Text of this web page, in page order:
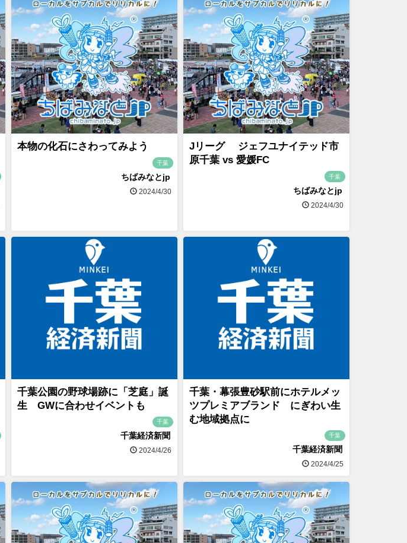
本物の化石にさわってみよう
千葉
ちばみなとjp
2024/4/30
Jリーグ ジェフユナイテッド市
原千葉 vs 愛媛FC
千葉
ちばみなとjp
2024/4/30
千葉公園の野球場跡に「芝庭」誕
生 GWに合わせイベントも
千葉
千葉経済新聞
2024/4/26
千葉・幕張豊砂駅前にホテルメッ
ツプレミアブランド にぎわい生
む地域拠点に
千葉
千葉経済新聞
2024/4/25